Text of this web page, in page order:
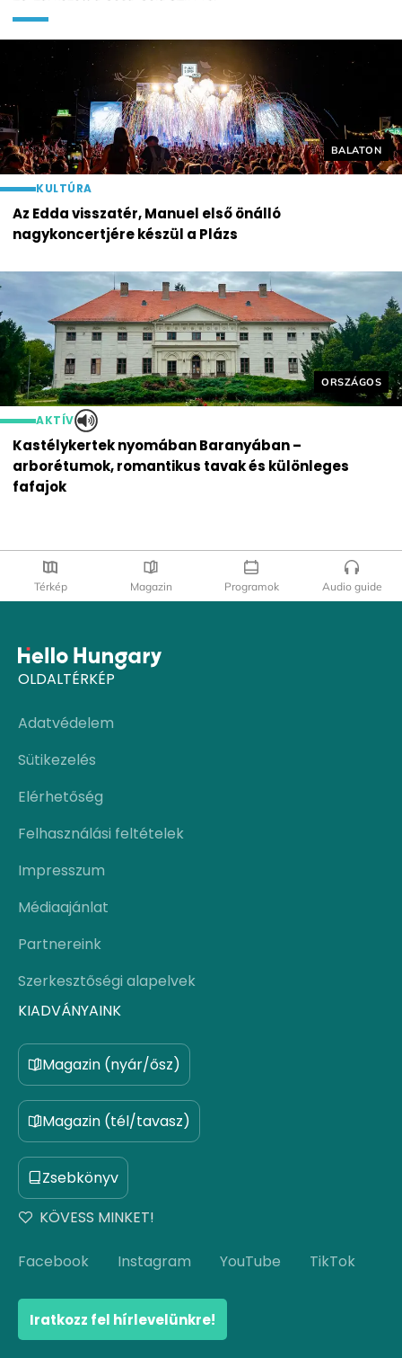
Helyszín
BALATON
KULTÚRA
Az Edda visszatér, Manuel első önálló
nagykoncertjére készül a Plázs
Helyszín
ORSZÁGOS
AKTÍV
Kastélykertek nyomában Baranyában –
arborétumok, romantikus tavak és különleges
fafajok
Térkép Magazin Programok Audio guide
OLDALTÉRKÉP
Adatvédelem
Sütikezelés
Elérhetőség
Felhasználási feltételek
Impresszum
Médiaajánlat
Partnereink
Szerkesztőségi alapelvek
KIADVÁNYAINK
Magazin (nyár/ősz)
Magazin (tél/tavasz)
Zsebkönyv
KÖVESS MINKET!
Facebook Instagram YouTube TikTok
Iratkozz fel hírlevelünkre!